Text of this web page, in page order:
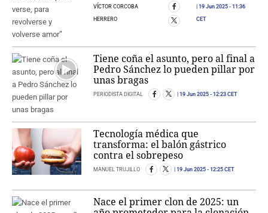
VÍCTOR CORCOBA
HERRERO
19 Jun 2025 - 11:36
CET
Tiene coña el asunto, pero al final a
Pedro Sánchez lo pueden pillar por
unas bragas
PERIODISTA DIGITAL 19 Jun 2025 - 12:23 CET
Tecnología médica que
transforma: el balón gástrico
contra el sobrepeso
MANUEL TRUJILLO 19 Jun 2025 - 12:25 CET
Nace el primer clon de 2025: un